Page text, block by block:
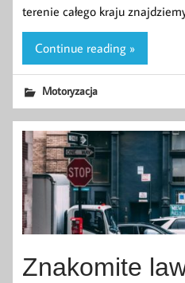
terenie całego kraju
Continue reading »
Motoryzacja
Znakomite